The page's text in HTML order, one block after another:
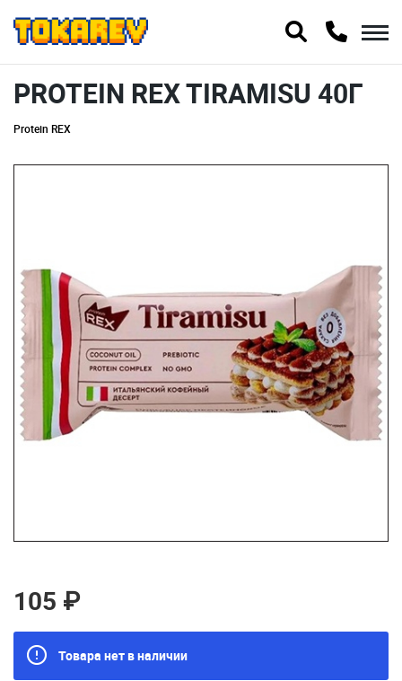
PROTEIN REX TIRAMISU 40Г
Protein REX
105 ₽
Товара нет в наличии